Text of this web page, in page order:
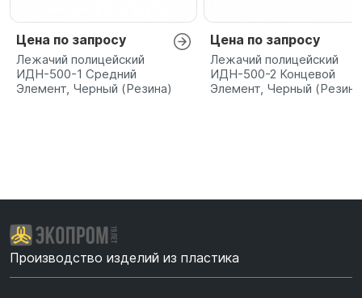
Цена по запросу
Лежачий полицейский
ИДН-500-1 Средний
Элемент, Черный (Резина)
Цена по запросу
Лежачий полицейский
ИДН-500-2 Концевой
Элемент, Черный
Производство изделий из пластика